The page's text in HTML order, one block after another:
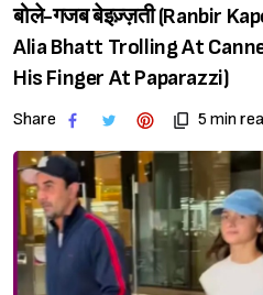
बोले-गजब बेइज़्ज़ती (Ranbir
Alia Bhatt Trolling At
His Finger At Paparazzi)
Share 5 min